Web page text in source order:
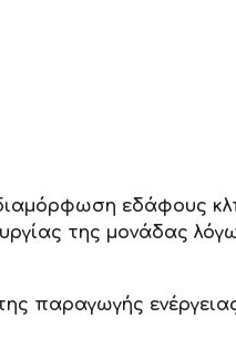
εδάφους
της μονάδας
παραγωγής